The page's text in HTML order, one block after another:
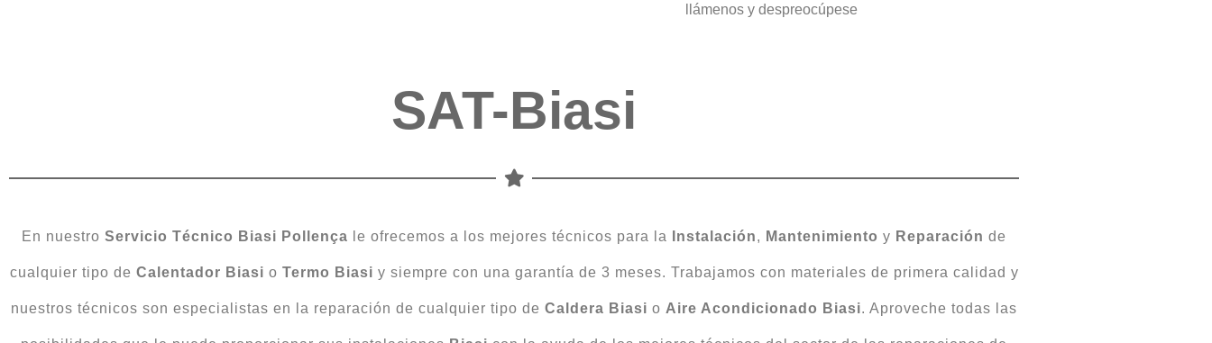
llámenos y despreocúpese
SAT-Biasi
En nuestro Servicio Técnico Biasi Pollença le ofrecemos a los mejores técnicos para la Instalación, Mantenimiento y Reparación de
cualquier tipo de Calentador Biasi o Termo Biasi y siempre con una garantía de 3 meses. Trabajamos con materiales de primera calidad y
nuestros técnicos son especialistas en la reparación de cualquier tipo de Caldera Biasi o Aire Acondicionado Biasi. Aproveche todas las